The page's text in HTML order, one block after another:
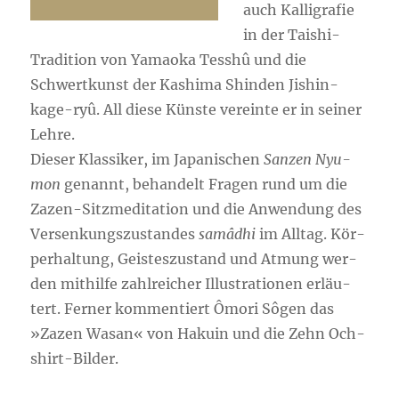
auch Kal­li­gra­fie
in der Tai­shi-
Tra­di­ti­on von Yamao­ka Tess­hû und die
Schwert­kunst der Kashi­ma Shin­den Jis­hin­
kage-ryû. All die­se Küns­te ver­ein­te er in sei­ner
Leh­re.
Die­ser Klas­si­ker, im Japa­ni­schenSan­zen Nyu­
mon genannt, behan­delt Fra­gen rund um die
Zazen-Sitz­me­di­ta­ti­on und die Anwen­dung des
Ver­sen­kungs­zu­stan­dessamâdhi im All­tag. Kör­
per­hal­tung, Geis­tes­zu­stand und Atmung wer­
den mit­hil­fe zahl­rei­cher Illus­tra­tio­nen erläu­
tert. Fer­ner kom­men­tiert Ômo­ri Sôgen das
»Zazen Wasan« von Haku­in und die Zehn Och­
shirt-Bil­der.